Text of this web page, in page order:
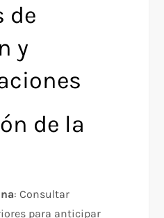
de
y
de la
: Consultar
para anticipar